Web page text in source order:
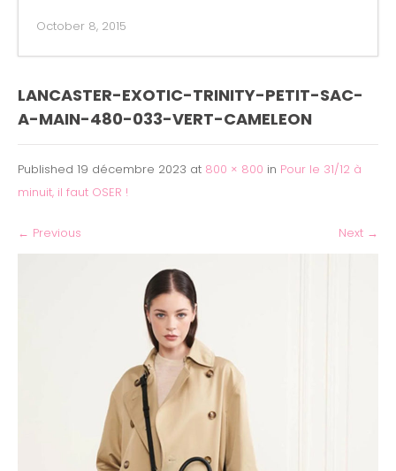
October 8, 2015
LANCASTER-EXOTIC-TRINITY-PETIT-SAC-
A-MAIN-480-033-VERT-CAMELEON
Published 19 décembre 2023 at 800 × 800 in Pour le 31/12 à
minuit, il faut OSER !
← Previous Next →